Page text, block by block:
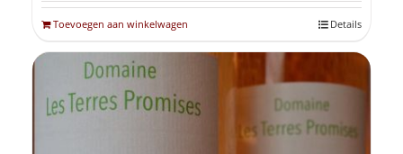
Toevoegen aan winkelwagen Details